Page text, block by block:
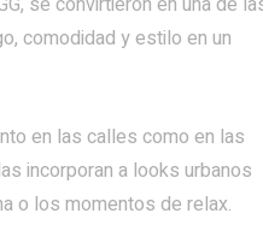
comodidad y estilo en un
en las calles como en las
incorporan a looks urbanos
o los momentos de relax.